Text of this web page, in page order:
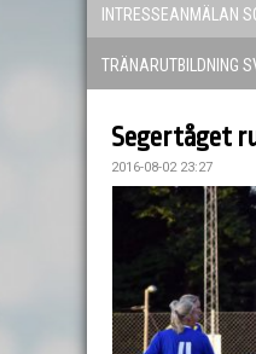
INTRESSEANMÄLAN
TRÄNARUTBILDNING
Segertåget
2016-08-02 23:27